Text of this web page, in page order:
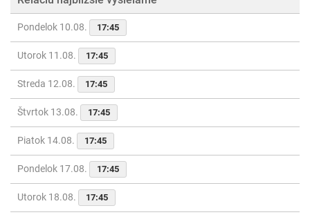
Pondelok 10.08. 17:45
Utorok 11.08. 17:45
Streda 12.08. 17:45
Štvrtok 13.08. 17:45
Piatok 14.08. 17:45
Pondelok 17.08. 17:45
Utorok 18.08. 17:45